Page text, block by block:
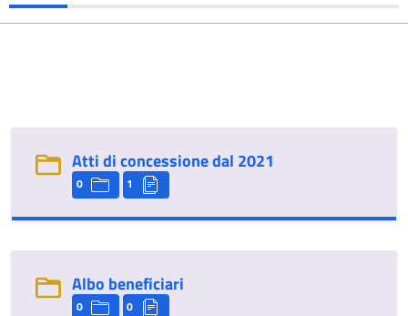
Atti di concessione dal 2021
0 1
Albo beneficiari
0 0